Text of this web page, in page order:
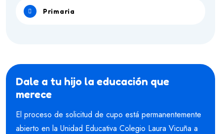
Primaria
Dale a tu hijo la educación que
merece
El proceso de solicitud de cupo está permanentemente
abierto en la Unidad Educativa Colegio Laura Vicuña a